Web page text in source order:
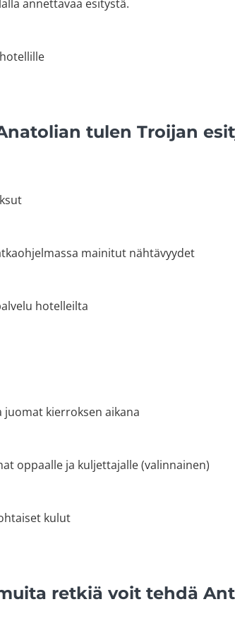
annettavaa esitystä.
tulen Troijan
mainitut nähtävyydet
hotelleilta
juomat kierroksen aikana
oppaalle ja kuljettajalle (valinnainen)
kulut
retkiä voit tehdä